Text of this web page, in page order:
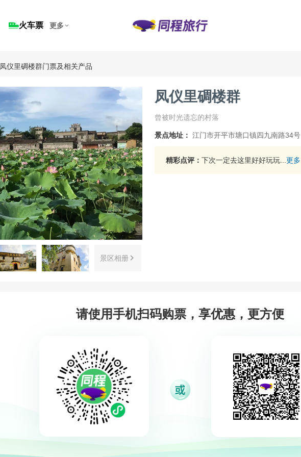
火车票 更多
凤仪里碉楼群门票及相关产品
景区相册
凤仪里碉楼群
曾被时光遗忘的村落
景点地址： 江门市开平市塘口镇四九南路34号
精彩点评： 下次一定去这里好好玩玩... 更多
请使用手机扫码购票，享优惠，更方便